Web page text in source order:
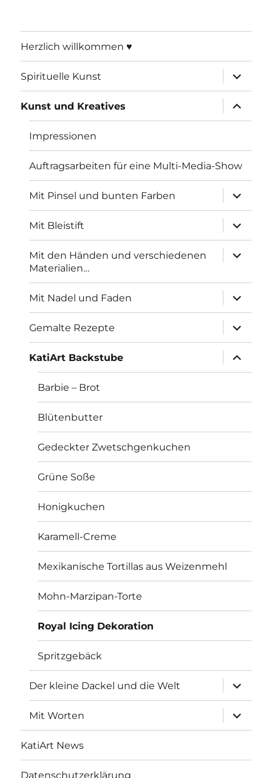
Herzlich willkommen ♥
Spirituelle Kunst
öffnen
Kunst und Kreatives
öffnen
Impressionen
Auftragsarbeiten für eine Multi-Media-Show
Mit Pinsel und bunten Farben
öffnen
Mit Bleistift
öffnen
Mit den Händen und verschiedenen
Materialien…
öffnen
Mit Nadel und Faden
öffnen
Gemalte Rezepte
öffnen
KatiArt Backstube
öffnen
Barbie – Brot
Blütenbutter
Gedeckter Zwetschgenkuchen
Grüne Soße
Honigkuchen
Karamell-Creme
Mexikanische Tortillas aus Weizenmehl
Mohn-Marzipan-Torte
Royal Icing Dekoration
Spritzgebäck
Der kleine Dackel und die Welt
öffnen
Mit Worten
öffnen
KatiArt News
Datenschutzerklärung